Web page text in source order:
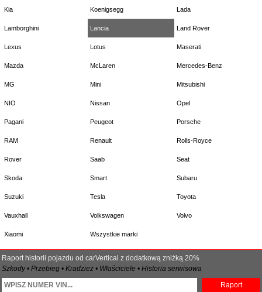
Kia Koenigsegg Lada
Lamborghini Lancia Land Rover
Lexus Lotus Maserati
Mazda McLaren Mercedes-Benz
MG Mini Mitsubishi
NIO Nissan Opel
Pagani Peugeot Porsche
RAM Renault Rolls-Royce
Rover Saab Seat
Skoda Smart Subaru
Suzuki Tesla Toyota
Vauxhall Volkswagen Volvo
Xiaomi Wszystkie marki
Raport historii pojazdu od carVertical z dodatkową zniżką 20%
Szkody • Przebieg • Kradzież • Właściciele • Historia serwisowa
Raport